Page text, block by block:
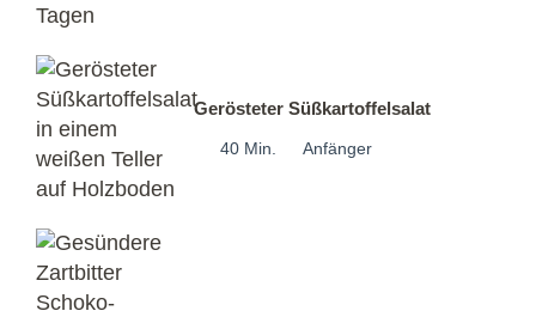
Gerösteter Süßkartoffelsalat
40 Min. Anfänger